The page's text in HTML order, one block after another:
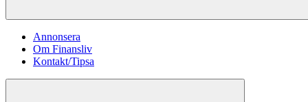
Annonsera
Om Finansliv
Kontakt/Tipsa